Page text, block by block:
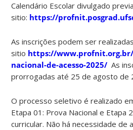
Calendário Escolar divulgado
sitio: https://
As inscrições podem ser
sitio https://
nacional-de-acesso-2025/ As
prorrogadas até 25 de agosto de
O processo seletivo é realizado
Etapa 01: Prova Nacional e Etapa
curricular. Não há necessidade de